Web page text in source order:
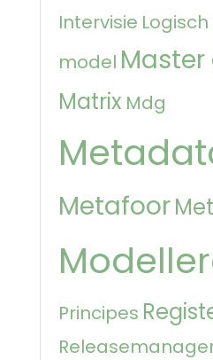
Intervisie
model
Matrix Mdg
Metafoor
Principes